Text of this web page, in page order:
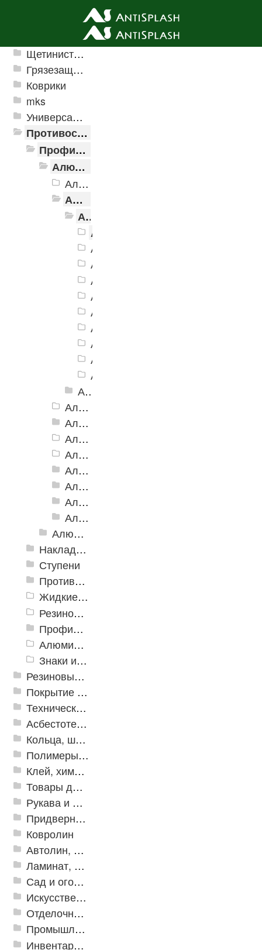
Ячеистые грязезащитные покрытия
Щетинистые покрытия
Грязезащитные, влаговпитывающие покрытия
Коврики
mks
Универсальные модульные покрытия
Противоскользящая защита для лестниц, профили, ленты
Профили алюминиевые с резиновой вставкой
Алюминиевая полоса с резиновыми вставками
Алюминиевая Полоса с резиновой вставкой АП-32 Евро, 2500мм
Алюминиевая Полоса с резиновой вставкой АП-40
Алюминиевая Полоса с резиновой вставкой АП-40 Без покрытия
Алюминиевая Полоса АП-40
Алюминиевая Полоса АП-40
Алюминиевая Полоса АП-40
Алюминиевая Полоса АП-40
Алюминиевая Полоса АП-40
Алюминиевая Полоса АП-40
Алюминиевая Полоса АП-40
Алюминиевая Полоса АП-40
Алюминиевая Полоса АП-40
Алюминиевая Полоса АП-40
Алюминиевая Полоса с резиновой вставкой АП-40 Анадированные
Алюминиевая Полоса с резиновой вставкой АП-42 Евро, 2500мм
Алюминиевая Полоса с резиновой вставкой АП-46
Алюминиевая Полоса АП-46 (с клеевой основой)
Алюминиевая полоса с двумя резиновыми вставками АП-72
Алюминиевая Полоса с двумя резиновыми вставками АП-70
Алюминиевая Полоса с двумя резиновыми вставками АП-86 Премиум
Алюминиевая Полоса с тремя резиновыми вставками АП-100
Алюминиевая Полоса с пятью резиновыми вставками АП-162
Алюминиевый угол-порог с резиновой вставкой
Накладки противоскользящие резиновые
Ступени
Противоскользящие ленты
Жидкие противоскользящие средства
Резиновый профиль с алюминиевой вставкой «NoSlip»
Профили закладные
Алюминиевый профиль для ленты
Знаки из полистирола для разметки пола
Резиновые и ПВХ дорожки
Покрытие из резиновой крошки
Техническая резина
Асбестотехнические и теплоизоляционные материалы
Кольца, шайбы, манжеты
Полимеры и пластики
Клей, химия, сопутствующие товары
Товары для дома
Рукава и шланги промышленные
Придверные решетки
Ковролин
Автолин, Транслин, Линолеум
Ламинат, Кварцвиниловая плитка SPC
Сад и огород
Искусственная трава
Отделочные профили
Промышленный текстиль
Инвентарь для клининга